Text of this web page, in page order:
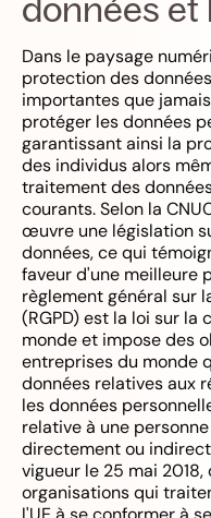
Dans le paysage
protection des
importantes que
protéger les données
garantissant ainsi la
des individus alors
traitement des
courants. Selon la
œuvre une législation
données, ce qui
faveur d'une meilleure
règlement général sur
(RGPD) est la loi sur
monde et impose des
entreprises du monde
données relatives aux
les données
relative à une
directement ou
vigueur le 25 mai
organisations qui